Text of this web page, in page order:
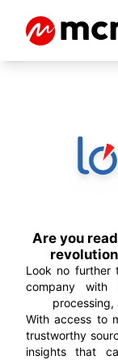
Are you
Look no further
company
processing,
With access to
trustworthy
insights that